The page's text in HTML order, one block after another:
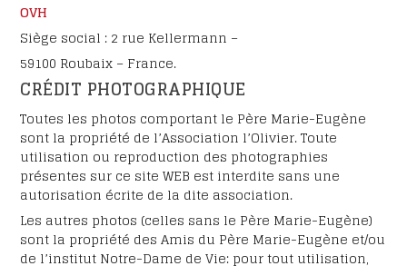
OVH
Siège social : 2 rue Kellermann –
59100 Roubaix – France.
CRÉDIT PHOTOGRAPHIQUE
Toutes les photos comportant le Père Marie-Eugène
sont la propriété de l’Association l’Olivier. Toute
utilisation ou reproduction des photographies
présentes sur ce site WEB est interdite sans une
autorisation écrite de la dite association.
Les autres photos (celles sans le Père Marie-Eugène)
sont la propriété des Amis du Père Marie-Eugène et/ou
de l’institut Notre-Dame de Vie: pour tout utilisation,